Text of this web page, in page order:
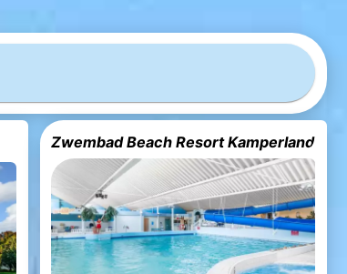
Zwembad Beach Resort Kamperland